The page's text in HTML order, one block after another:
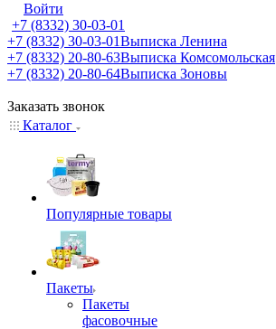
Войти
+7 (8332) 30-03-01
+7 (8332) 30-03-01Выписка Ленина
+7 (8332) 20-80-63Выписка Комсомольская
+7 (8332) 20-80-64Выписка Зоновы
Заказать звонок
Каталог
Популярные товары
Пакеты
Пакеты
фасовочные